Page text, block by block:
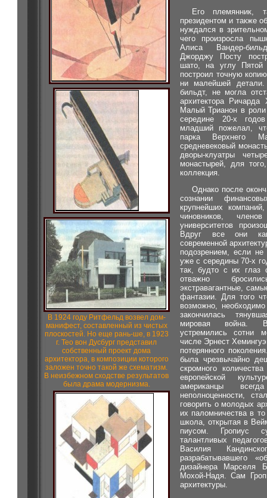
В 1924 году Ритфельд возвел дом-
манифест, составленный из чистых
плоскостей. Но еще рань-ше, в 1923
г. Тео вон Дусбург представил
собственный проект дома
архитектора, в композиции которого
заложен точно такой же схематизм.
В неизбежном сходстве результатов
была драма модернизма.
Его племянник,
президентом и также
нуждался в
чего произросла
Алиса Вандер-
Джорджу Посту
шато, на углу
построил точную
ни малейшей
бильдт, не могла
архитектора
Малый Трианон в
середине 20-х
младший пожелал,
парка Верхнего
средневековый
дворы-клуатры
монастырей, для
коллекция.
Однако после
сознании
крупнейших
чиновников,
университетов
Вдруг все они
современной
подозрением, если
уже с середины 70-х
так, будто с их глаз
отважно
экстравагантные,
фантазии. Для того
возможно,
закончилась
мировая война.
устремились сотни
числе Эрнест
потерянного
была чрезвычайно
скромного
европейской
американцы
неполноценности,
говорить о молодых
их паломничества в
школа, открытая в
пиусом. Гропиус
талантливых
Василия
разрабатывавшего
дизайнера Марселя
Мохой-Надя. Сам
архитектуры.